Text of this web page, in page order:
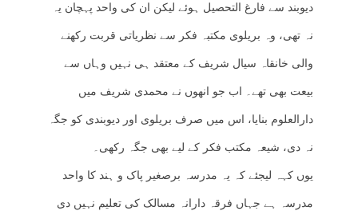
دیوبند سے فارغ التحصیل ہوئے لیکن ان کی واحد پہچان یہ
نہ تھی، وہ بریلوی مکتبہ فکر سے نظریاتی قربت رکھنے
والی خانقاہ سیال شریف کے معتقد ہی نہیں وہاں سے
بیعت بھی تھے۔ اب جو انھوں نے محمدی شریف میں
دارالعلوم بنایا، اس میں صرف بریلوی اور دیوبندی کو جگہ
نہ دی، شیعہ مکتب فکر کے لیے بھی جگہ رکھی۔
یوں کہہ لیجئے کہ یہ مدرسہ برصغیر پاک و ہند کا واحد
مدرسہ ہے جہاں فرقہ دارانہ مسالک کی تعلیم نہیں دی